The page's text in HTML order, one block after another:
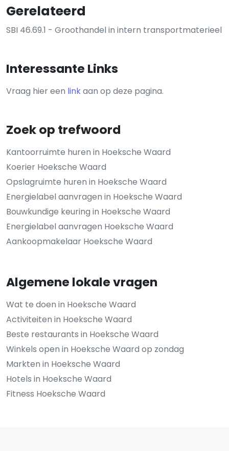
Gerelateerd
SBI 46.69.1 - Groothandel in intern transportmaterieel
Interessante Links
Vraag hier een linkaan op deze pagina.
Zoek op trefwoord
Kantoorruimte huren in Hoeksche Waard
Koerier Hoeksche Waard
Opslagruimte huren in Hoeksche Waard
Energielabel aanvragen in Hoeksche Waard
Bouwkundige keuring in Hoeksche Waard
Energielabel aanvragen Hoeksche Waard
Aankoopmakelaar Hoeksche Waard
Algemene lokale vragen
Wat te doen in Hoeksche Waard
Activiteiten in Hoeksche Waard
Beste restaurants in Hoeksche Waard
Winkels open in Hoeksche Waard op zondag
Markten in Hoeksche Waard
Hotels in Hoeksche Waard
Fitness Hoeksche Waard